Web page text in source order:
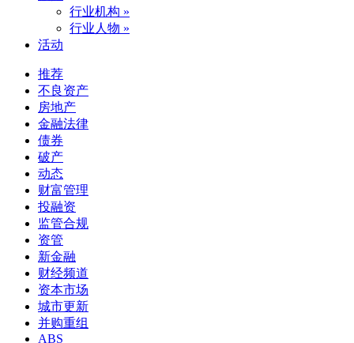
行业机构 »
行业人物 »
活动
推荐
不良资产
房地产
金融法律
债券
破产
动态
财富管理
投融资
监管合规
资管
新金融
财经频道
资本市场
城市更新
并购重组
ABS